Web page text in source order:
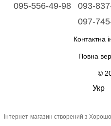
095-556-49-98 093-
097-
Контактна
Повна
©
Укр
Інтернет-магазин створений з